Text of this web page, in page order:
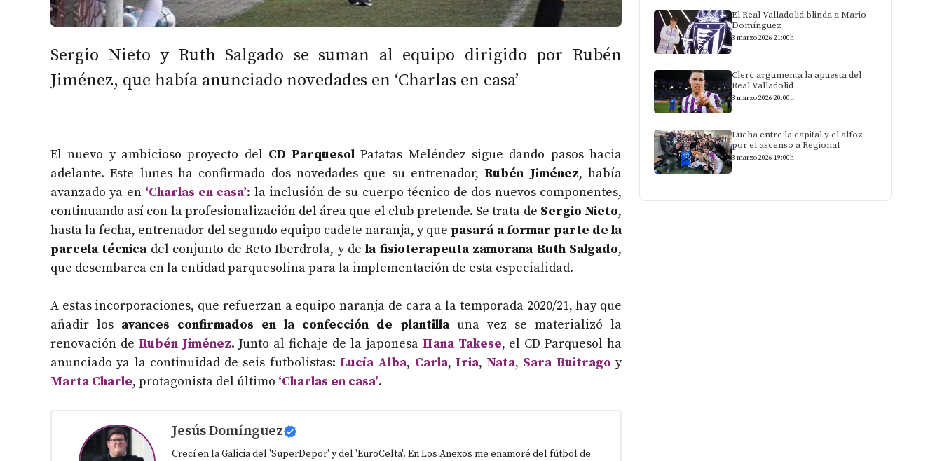
Sergio Nieto y Ruth Salgado se suman al equipo dirigido por Rubén
Jiménez, que había anunciado novedades en ‘Charlas en casa’
El nuevo y ambicioso proyecto del CD Parquesol Patatas Meléndez sigue dando pasos hacia
adelante. Este lunes ha confirmado dos novedades que su entrenador, Rubén Jiménez, había
avanzado ya en ‘Charlas en casa’: la inclusión de su cuerpo técnico de dos nuevos componentes,
continuando así con la profesionalización del área que el club pretende. Se trata de Sergio Nieto,
hasta la fecha, entrenador del segundo equipo cadete naranja, y que pasará a formar parte de la
parcela técnica del conjunto de Reto Iberdrola, y dela fisioterapeuta zamorana Ruth Salgado,
que desembarca en la entidad parquesolina para la implementación de esta especialidad.
A estas incorporaciones, que refuerzan a equipo naranja de cara a la temporada 2020/21, hay que
añadir los avances confirmados en la confección de plantilla una vez se materializó la
renovación de Rubén Jiménez. Junto al fichaje de la japonesa Hana Takese, el CD Parquesol ha
anunciado ya la continuidad de seis futbolistas: Lucía Alba, Carla, Iria, Nata, Sara Buitrago y
Marta Charle, protagonista del último ‘Charlas en casa’.
Jesús Domínguez
Crecí en la Galicia del 'SuperDepor' y del 'EuroCelta'. En Los Anexos me enamoré del fútbol de
El Real Valladolid blinda a Mario
Domínguez
3 marzo 2026 21:00h
Clerc argumenta la apuesta del
Real Valladolid
3 marzo 2026 20:00h
Lucha entre la capital y el alfoz
por el ascenso a Regional
3 marzo 2026 19:00h